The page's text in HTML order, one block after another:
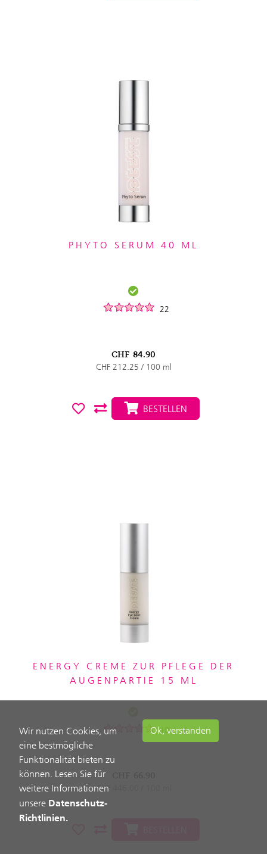
PHYTO SERUM 40 ML
22
CHF 84.90
CHF 212.25 / 100 ml
BESTELLEN
ENERGY CREME ZUR PFLEGE DER
AUGENPARTIE 15 ML
10
CHF 446.00 / 100 ml
Wir nutzen Cookies, um
eine bestmögliche
Funktionalität bieten zu
können. Lesen Sie für
weitere Informationen
unsere Datenschutz-
Richtlinien.
Ok, verstanden